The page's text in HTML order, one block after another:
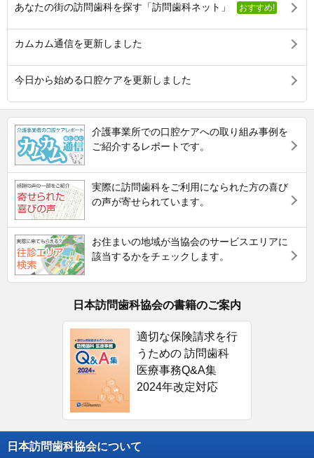
あなたの街の訪問歯科を探す「訪問歯科ネット」 おすすめ!
カムカム通信を更新しました
今日から始める口腔ケアを更新しました
介護事業所での口腔ケアへの取り組み事例を
ご紹介するレポートです。
実際に訪問歯科をご利用になられた方の喜び
の声が寄せられています。
お住まいの地域が当協会のサービスエリアに
該当するかをチェックします。
日本訪問歯科協会の書籍のご案内
適切な保険請求を行
うための 訪問歯科
医療事務Q&A集
2024年改定対応
日本訪問歯科協会について